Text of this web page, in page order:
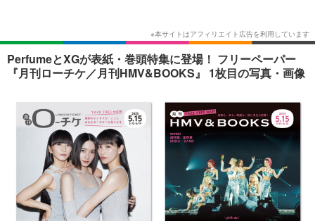
ショッピング その他
PerfumeとXGが表紙・巻頭特集に登場！ フリーペーパー
『月刊ローチケ／月刊HMV&BOOKS』 1枚目の写真・画像